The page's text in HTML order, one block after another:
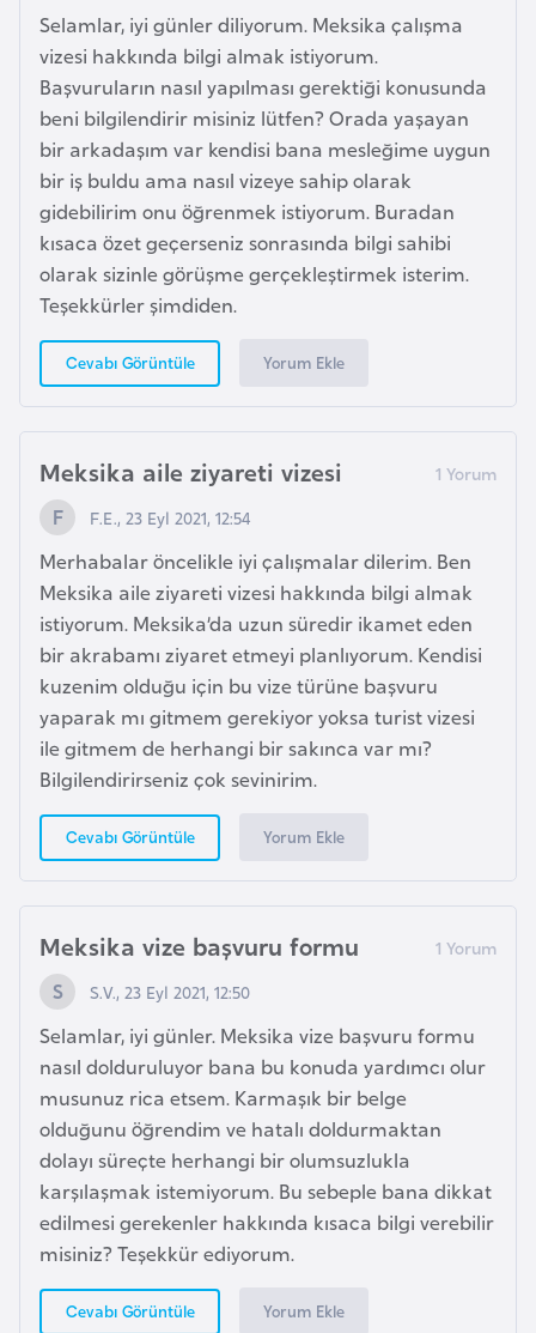
Selamlar, iyi günler diliyorum. Meksika çalışma
vizesi hakkında bilgi almak istiyorum.
Başvuruların nasıl yapılması gerektiği konusunda
beni bilgilendirir misiniz lütfen? Orada yaşayan
bir arkadaşım var kendisi bana mesleğime uygun
bir iş buldu ama nasıl vizeye sahip olarak
gidebilirim onu öğrenmek istiyorum. Buradan
kısaca özet geçerseniz sonrasında bilgi sahibi
olarak sizinle görüşme gerçekleştirmek isterim.
Teşekkürler şimdiden.
Cevabı Görüntüle Yorum Ekle
Meksika aile ziyareti vizesi
F.E., 23 Eyl 2021, 12:54
Merhabalar öncelikle iyi çalışmalar dilerim. Ben
Meksika aile ziyareti vizesi hakkında bilgi almak
istiyorum. Meksika’da uzun süredir ikamet eden
bir akrabamı ziyaret etmeyi planlıyorum. Kendisi
kuzenim olduğu için bu vize türüne başvuru
yaparak mı gitmem gerekiyor yoksa turist vizesi
ile gitmem de herhangi bir sakınca var mı?
Bilgilendirirseniz çok sevinirim.
Cevabı Görüntüle Yorum Ekle
Meksika vize başvuru formu
S.V., 23 Eyl 2021, 12:50
Selamlar, iyi günler. Meksika vize başvuru formu
nasıl dolduruluyor bana bu konuda yardımcı olur
musunuz rica etsem. Karmaşık bir belge
olduğunu öğrendim ve hatalı doldurmaktan
dolayı süreçte herhangi bir olumsuzlukla
karşılaşmak istemiyorum. Bu sebeple bana dikkat
edilmesi gerekenler hakkında kısaca bilgi verebilir
misiniz? Teşekkür ediyorum.
Cevabı Görüntüle Yorum Ekle
D
a
n
i
m
a
r
k
a
D
o
k
r
a
t
i
k
K
o
n
g
o
u
l
g
r
i
s
t
a
n
E
r
m